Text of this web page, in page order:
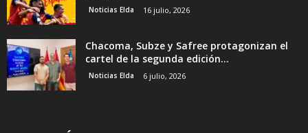
Noticias Elda 16 julio, 2026
Chacoma, Subze y Safree protagonizan el
cartel de la segunda edición...
Noticias Elda 6 julio, 2026